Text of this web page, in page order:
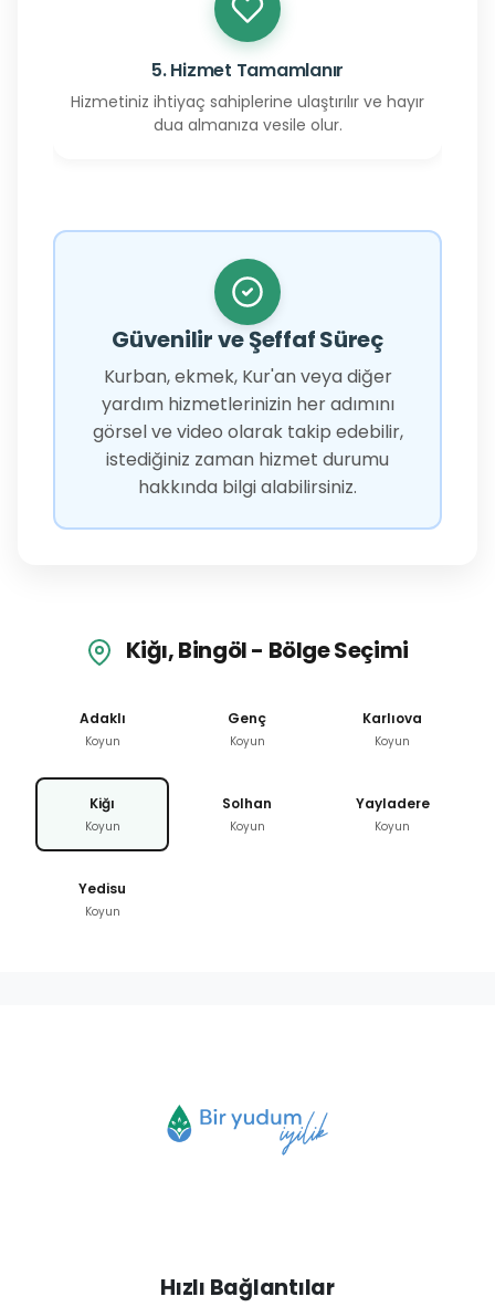
5. Hizmet Tamamlanır
Hizmetiniz ihtiyaç sahiplerine ulaştırılır ve hayır
dua almanıza vesile olur.
Güvenilir ve Şeffaf Süreç
Kurban, ekmek, Kur'an veya diğer
yardım hizmetlerinizin her adımını
görsel ve video olarak takip edebilir,
istediğiniz zaman hizmet durumu
hakkında bilgi alabilirsiniz.
Kiğı, Bingöl - Bölge Seçimi
Adaklı
Koyun
Genç
Koyun
Karlıova
Koyun
Kiğı
Koyun
Solhan
Koyun
Yayladere
Koyun
Yedisu
Koyun
Hızlı Bağlantılar